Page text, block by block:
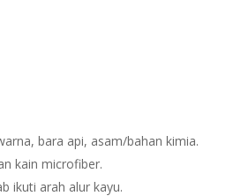
bara api, asam/bahan kimia.
kain microfiber.
ikuti arah alur kayu.